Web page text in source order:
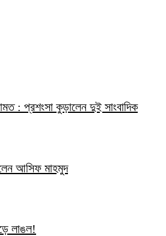
: প্রশংসা কুড়ালেন দুই সাংবাদিক
আসিফ মাহমুদ
লাঙল!